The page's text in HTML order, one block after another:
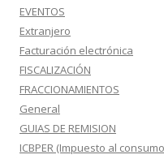
EVENTOS
Extranjero
Facturación electrónica
FISCALIZACIÓN
FRACCIONAMIENTOS
General
GUIAS DE REMISION
ICBPER (Impuesto al